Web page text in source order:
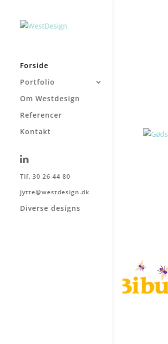
Forside
Portfolio
Om Westdesign
Referencer
Kontakt
Tlf. 30 26 44 80
jytte@westdesign.dk
Diverse designs